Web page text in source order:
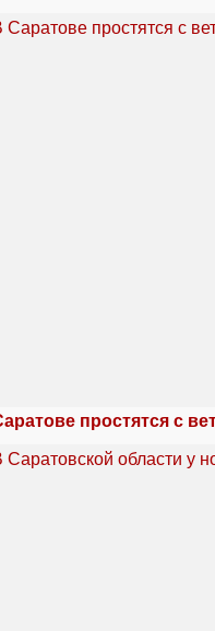
простятся с